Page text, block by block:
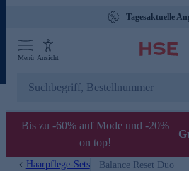
Tagesaktuelle
Menü Ansicht
Bis zu -60% auf Mode und -20%
on top!
Haarpflege-Sets Balance Reset Duo